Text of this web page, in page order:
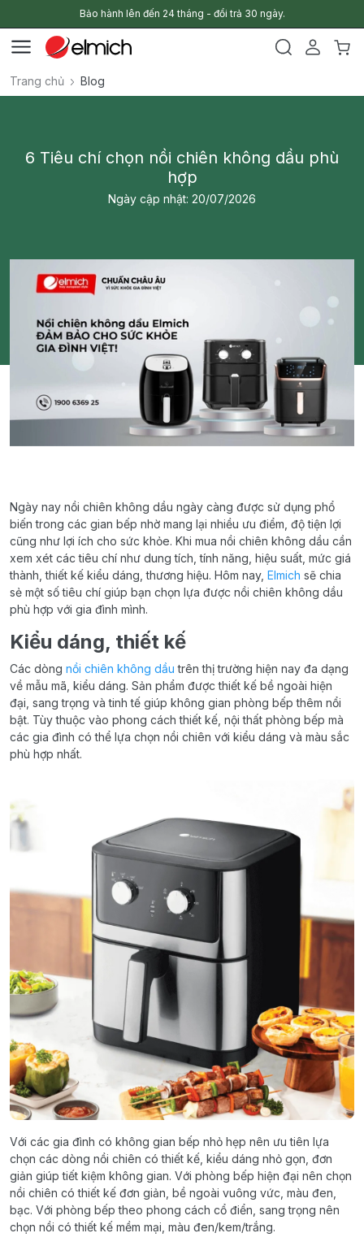
Bảo hành lên đến 24 tháng - đổi trả 30 ngày.
Trang chủ Blog
6 Tiêu chí chọn nồi chiên không dầu phù
hợp
Ngày cập nhật: 20/07/2026
Ngày nay nồi chiên không dầu ngày càng được sử dụng phổ
biến trong các gian bếp nhờ mang lại nhiều ưu điểm, độ tiện lợi
cũng như lợi ích cho sức khỏe. Khi mua nồi chiên không dầu cần
xem xét các tiêu chí như dung tích, tính năng, hiệu suất, mức giá
thành, thiết kế kiểu dáng, thương hiệu. Hôm nay, Elmich sẽ chia
sẻ một số tiêu chí giúp bạn chọn lựa được nồi chiên không dầu
phù hợp với gia đình mình.
Kiểu dáng, thiết kế
Các dòng nồi chiên không dầu trên thị trường hiện nay đa dạng
về mẫu mã, kiểu dáng. Sản phẩm được thiết kế bề ngoài hiện
đại, sang trọng và tinh tế giúp không gian phòng bếp thêm nổi
bật. Tùy thuộc vào phong cách thiết kế, nội thất phòng bếp mà
các gia đình có thể lựa chọn nồi chiên với kiểu dáng và màu sắc
phù hợp nhất.
Với các gia đình có không gian bếp nhỏ hẹp nên ưu tiên lựa
chọn các dòng nồi chiên có thiết kế, kiểu dáng nhỏ gọn, đơn
giản giúp tiết kiệm không gian. Với phòng bếp hiện đại nên chọn
nồi chiên có thiết kế đơn giản, bề ngoài vuông vức, màu đen,
bạc. Với phòng bếp theo phong cách cổ điển, sang trọng nên
chọn nồi có thiết kế mềm mại, màu đen/kem/trắng.